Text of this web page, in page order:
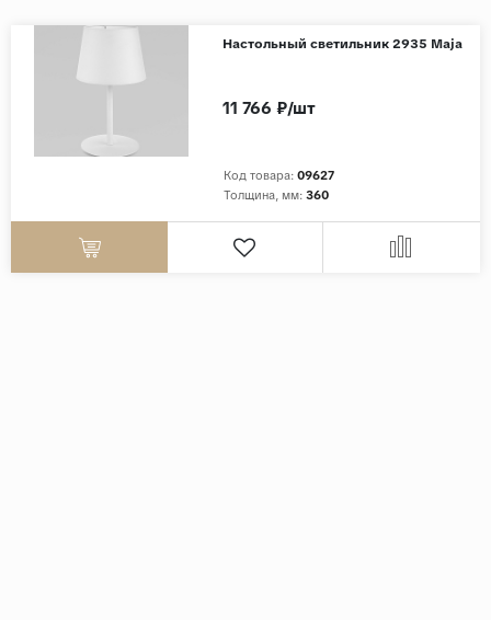
Настольный светильник 2935 Maja
Код товара: 09627
Толщина, мм: 360
11 766 ₽/шт